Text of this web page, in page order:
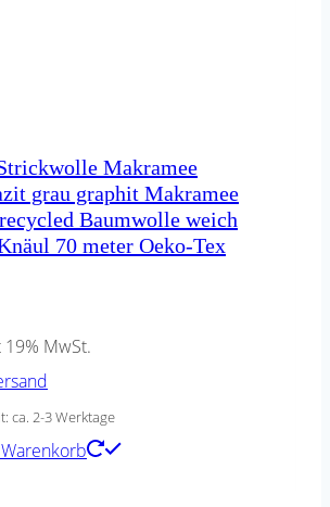
Makramee
grau graphit Makramee
Baumwolle weich
70 meter Oeko-Tex
19% MwSt.
ca. 2-3 Werktage